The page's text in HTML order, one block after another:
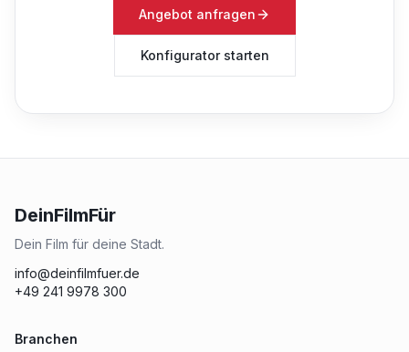
Angebot anfragen
Konfigurator starten
DeinFilmFür
Dein Film für deine Stadt.
info@deinfilmfuer.de
+49 241 9978 300
Branchen